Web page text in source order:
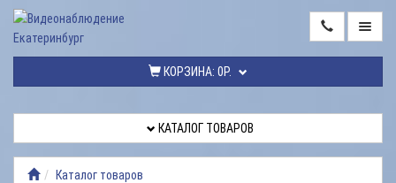
КОРЗИНА: 0Р.
ТОВАРОВ
ВИДЕОНАБЛЮДЕНИЯ
КАТАЛОГ ТОВАРОВ
Каталог товаров